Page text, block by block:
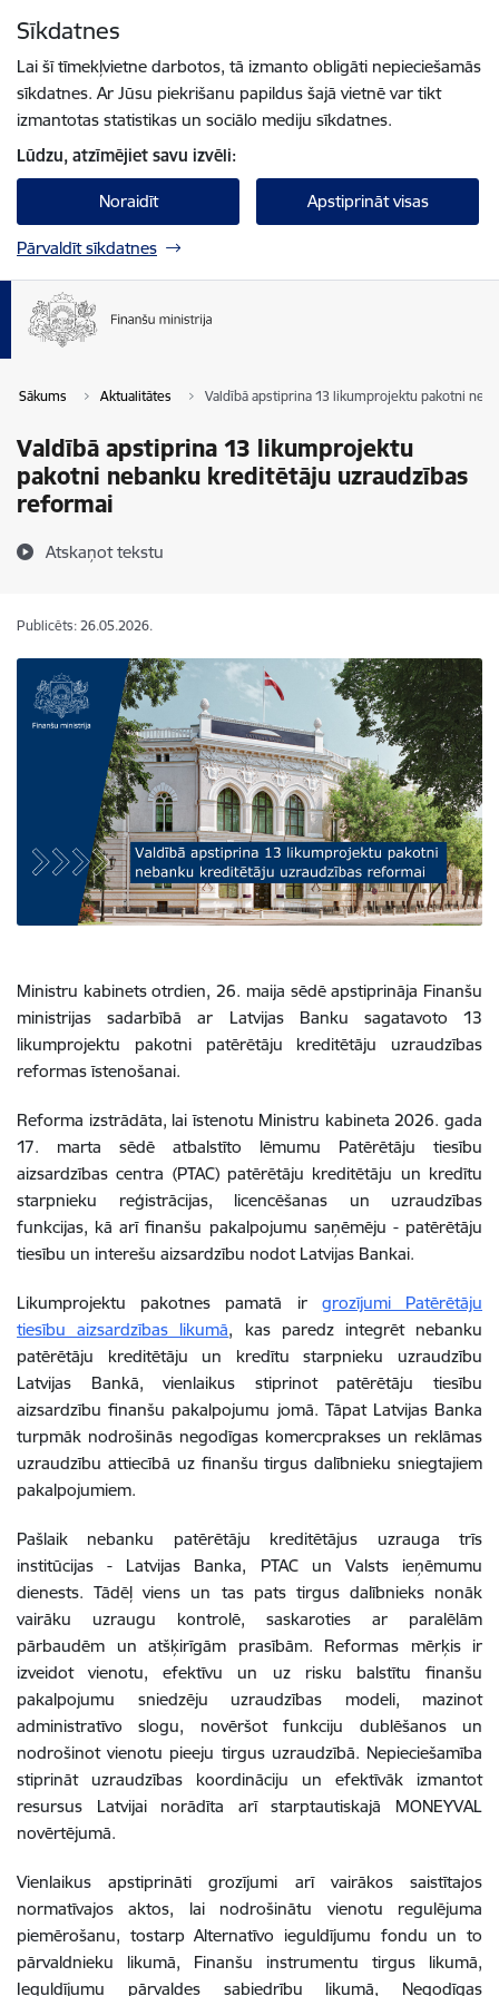
Sīkdatnes
Lai šī tīmekļvietne darbotos, tā izmanto obligāti nepieciešamās
sīkdatnes. Ar Jūsu piekrišanu papildus šajā vietnē var tikt
izmantotas statistikas un sociālo mediju sīkdatnes.
Lūdzu, atzīmējiet savu izvēli:
Noraidīt Apstiprināt visas
Pārvaldīt sīkdatnes
Sākums Aktualitātes Valdībā apstiprina 13 likumprojektu pakotni
Valdībā apstiprina 13 likumprojektu
pakotni nebanku kreditētāju uzraudzības
reformai
Atskaņot tekstu
Publicēts: 26.05.2026.
Ministru kabinets otrdien, 26. maija sēdē apstiprināja Finanšu
ministrijas sadarbībā ar Latvijas Banku sagatavoto 13
likumprojektu pakotni patērētāju kreditētāju uzraudzības
reformas īstenošanai.
Reforma izstrādāta, lai īstenotu Ministru kabineta 2026. gada
17. marta sēdē atbalstīto lēmumu Patērētāju tiesību
aizsardzības centra (PTAC) patērētāju kreditētāju un kredītu
starpnieku reģistrācijas, licencēšanas un uzraudzības
funkcijas, kā arī finanšu pakalpojumu saņēmēju - patērētāju
tiesību un interešu aizsardzību nodot Latvijas Bankai.
Likumprojektu pakotnes pamatā ir grozījumi Patērētāju
tiesību aizsardzības likumā, kas paredz integrēt nebanku
patērētāju kreditētāju un kredītu starpnieku uzraudzību
Latvijas Bankā, vienlaikus stiprinot patērētāju tiesību
aizsardzību finanšu pakalpojumu jomā. Tāpat Latvijas Banka
turpmāk nodrošinās negodīgas komercprakses un reklāmas
uzraudzību attiecībā uz finanšu tirgus dalībnieku sniegtajiem
pakalpojumiem.
Pašlaik nebanku patērētāju kreditētājus uzrauga trīs
institūcijas - Latvijas Banka, PTAC un Valsts ieņēmumu
dienests. Tādēļ viens un tas pats tirgus dalībnieks nonāk
vairāku uzraugu kontrolē, saskaroties ar paralēlām
pārbaudēm un atšķirīgām prasībām. Reformas mērķis ir
izveidot vienotu, efektīvu un uz risku balstītu finanšu
pakalpojumu sniedzēju uzraudzības modeli, mazinot
administratīvo slogu, novēršot funkciju dublēšanos un
nodrošinot vienotu pieeju tirgus uzraudzībā. Nepieciešamība
stiprināt uzraudzības koordināciju un efektīvāk izmantot
resursus Latvijai norādīta arī starptautiskajā MONEYVAL
novērtējumā.
Vienlaikus apstiprināti grozījumi arī vairākos saistītajos
normatīvajos aktos, lai nodrošinātu vienotu regulējuma
piemērošanu, tostarp Alternatīvo ieguldījumu fondu un to
pārvaldnieku likumā, Finanšu instrumentu tirgus likumā,
Ieguldījumu pārvaldes sabiedrību likumā, Negodīgas